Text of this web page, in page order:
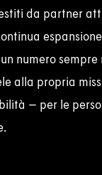
da partner
numero
alla propria
– per le